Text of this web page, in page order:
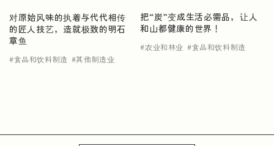
对原始风味的执着与代代相传
的匠人技艺，造就极致的明石
章鱼
食品和饮料制造 其他制造业
把“炭”变成生活必需品，让人
和山都健康的世界！
农业和林业 食品和饮料制造